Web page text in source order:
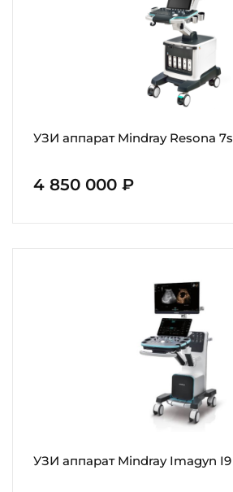
УЗИ аппарат Mindray Resona 7s
4 850 000 ₽
УЗИ аппарат Mindray Imagyn I9